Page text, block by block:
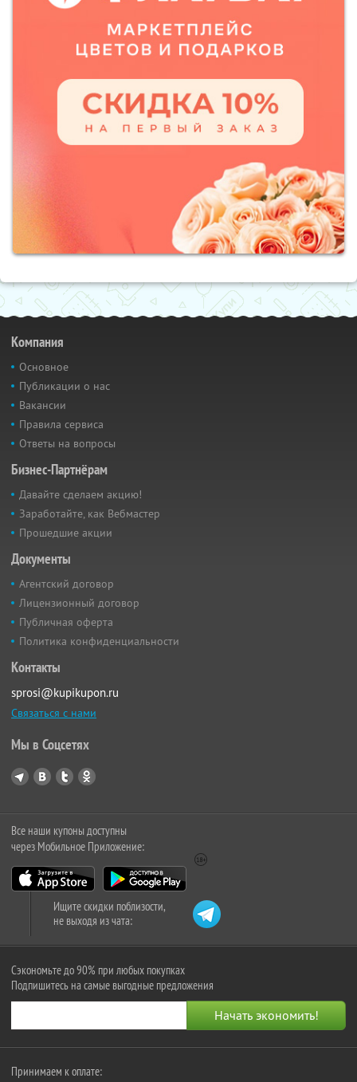
Компания
Основное
Публикации о нас
Вакансии
Правила сервиса
Ответы на вопросы
Бизнес-Партнёрам
Давайте сделаем акцию!
Заработайте, как Вебмастер
Прошедшие акции
Документы
Агентский договор
Лицензионный договор
Публичная оферта
Политика конфиденциальности
Контакты
sprosi@kupikupon.ru
Связаться с нами
Мы в Соцсетях
Все наши купоны доступны
через Мобильное Приложение:
Ищите скидки поблизости,
не выходя из чата:
Сэкономьте до 90% при любых покупках
Подпишитесь на самые выгодные предложения
Принимаем к оплате: